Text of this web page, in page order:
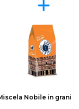
Nobile in grani